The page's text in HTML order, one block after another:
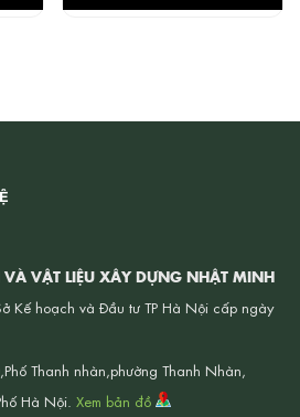
VÀ VẬT LIỆU XÂY DỰNG NHẬT MINH
Kế hoạch và Đầu tư TP Hà Nội cấp ngày
Thanh nhàn,phường Thanh Nhàn,
Hà Nội. Xem bản đồ